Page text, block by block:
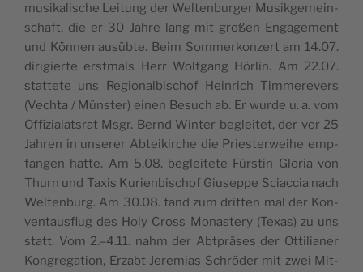
musi­ka­lische Lei­tung der Wel­ten­bur­ger Musik­ge­mein­
schaft, die er 30 Jahre lang mit großen Enga­ge­ment
und Kön­nen ausübte. Beim Som­mer­kon­zert am 14.07.
diri­gierte erst­mals Herr Wolf­gang Hör­lin. Am 22.07.
stat­tete uns Regio­nal­bi­schof Hein­rich Tim­me­re­vers
(Vech­ta / Müns­ter) einen Besuch ab. Er wurde u. a. vom
Offi­zia­lats­rat Msgr. Bernd Win­ter beglei­tet, der vor 25
Jah­ren in unse­rer Abtei­kirche die Pries­ter­weihe emp­
fan­gen hatte. Am 5.08. beglei­tete Fürs­tin Glo­ria von
Thurn und Taxis Kurien­bi­schof Giu­seppe Sciac­cia nach
Wel­ten­burg. Am 30.08. fand zum drit­ten mal der Kon­
ven­taus­flug des Holy Cross Monas­te­ry (Texas) zu uns
statt. Vom 2.–4.11. nahm der Abt­präses der Otti­lia­ner
Kon­gre­ga­tion, Erzabt Jere­mias Schrö­der mit zwei Mit­